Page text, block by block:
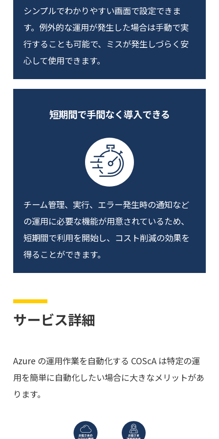
シンプルでわかりやすい画面で設定できま
す。例外的な運用が発生した場合は手動で実
行することも可能で、ミスが発生しづらく安
心して使用できます。
短期間で手間なく導入できる
チーム管理、実行、エラー発生時の通知など
の運用に必要な機能が用意されているため、
短期間で利用を開始し、コスト削減の効果を
得ることができます。
サービス詳細
Azure の運用作業を自動化する COScA は特定の運
用を簡単に自動化したい場合に大きなメリットがあ
ります。